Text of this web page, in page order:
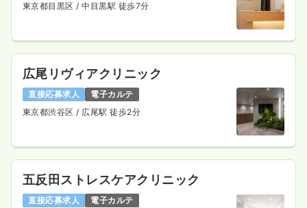
東京都目黒区/ 中目黒駅 徒歩7分
広尾リヴィアクリニック
直接応募求人
電子カルテ
東京都渋谷区/ 広尾駅 徒歩2分
五反田ストレスケアクリニック
直接応募求人
電子カルテ